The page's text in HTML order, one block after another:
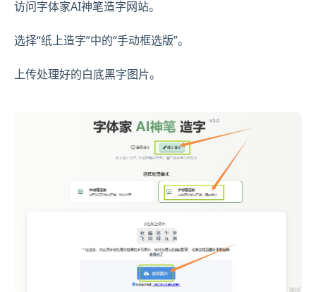
访问字体家AI神笔造字网站。
选择“纸上造字”中的“手动框选版”。
上传处理好的白底黑字图片。